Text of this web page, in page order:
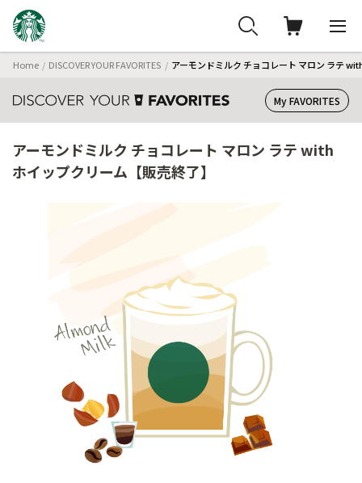
Home DISCOVER YOUR FAVORITES アーモンドミルク チョコレート マロン ラテ
My FAVORITES
アーモンドミルク チョコレート マロン ラテ with
ホイップクリーム【販売終了】